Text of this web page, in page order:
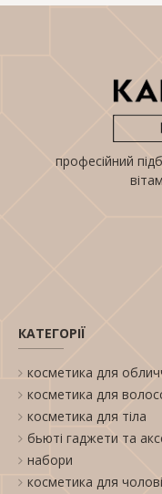
професійний
КАТЕГОРІЇ
косметика для
косметика для
косметика для тіла
бьюті гаджети та
набори
косметика для